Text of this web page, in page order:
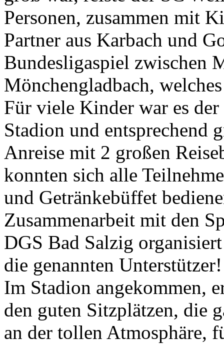
Personen, zusammen mit
Partner aus Karbach und
Bundesligaspiel zwischen
Mönchengladbach,
Für viele Kinder war es
Stadion und entsprechend
Anreise mit 2 großen
konnten sich alle
und Getränkebüffet
Zusammenarbeit mit den
DGS Bad Salzig
die genannten Unterstützer!
Im Stadion angekommen,
den guten Sitzplätzen, die
an der tollen Atmosphäre,